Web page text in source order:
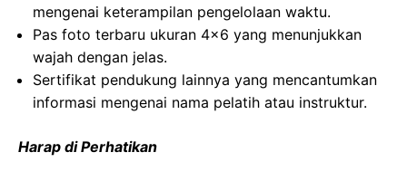
mengenai keterampilan pengelolaan waktu.
Pas foto terbaru ukuran 4×6 yang menunjukkan
wajah dengan jelas.
Sertifikat pendukung lainnya yang mencantumkan
informasi mengenai nama pelatih atau instruktur.
Harap di Perhatikan